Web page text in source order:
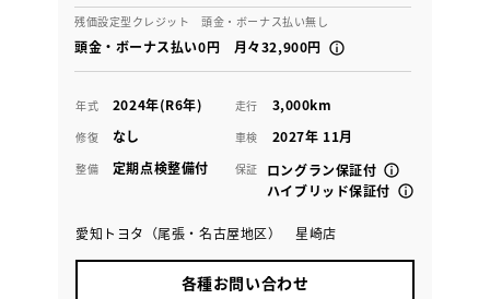
残価設定型クレジット 頭金・ボーナス払い無し
頭金・ボーナス払い0円 月々32,900円
年式 2024年(R6年) 走行 3,000km
修復 なし 車検 2027年 11月
整備 定期点検整備付 保証
ロングラン保証付
ハイブリッド保証付
愛知トヨタ（尾張・名古屋地区） 星崎店
各種お問い合わせ